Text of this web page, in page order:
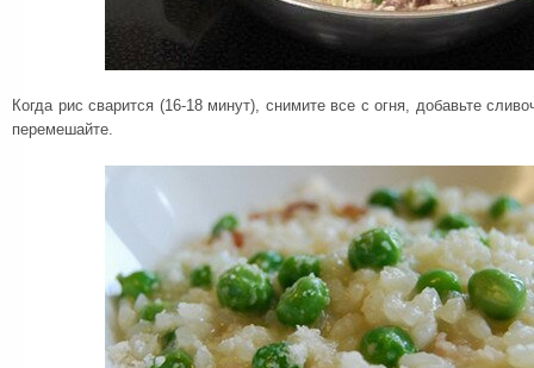
Когда рис сварится (16-18 минут), снимите все с огня, добавьте
перемешайте.